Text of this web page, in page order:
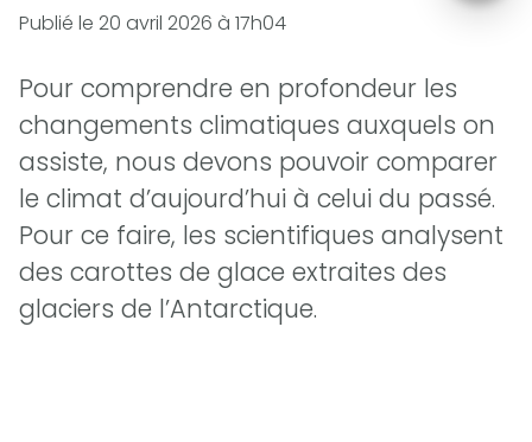
Publié le 20 avril 2026 à 17h04
Pour comprendre en profondeur les
changements climatiques auxquels on
assiste, nous devons pouvoir comparer
le climat d’aujourd’hui à celui du passé.
Pour ce faire, les scientifiques analysent
des carottes de glace extraites des
glaciers de l’Antarctique.